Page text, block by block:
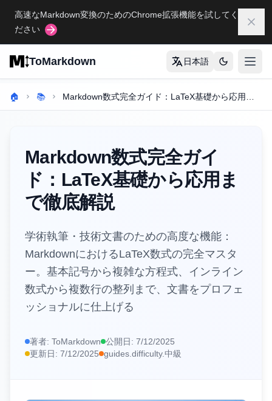
高速なMarkdown変換のためのChrome拡張機能を試してく
ださい
閉じ
ToMarkdown 日本語
打开
完全なMarkdownテーブルガイド
完全なMarkdownガイド
すべてのガイドを表示
フォーマット変換ツール
🔄HTMLからMarkdown
📊HTMLテーブルからMarkdown
📄PDFからMarkdown
🏠 📚
Markdown数式完全ガイ
ド：LaTeX基礎から応用ま
で徹底解説
学術執筆・技術文書のための高度な機能：
MarkdownにおけるLaTeX数式の完全マスタ
ー。基本記号から複雑な方程式、インライン
数式から複数行の整列まで、文書をプロフェ
ッショナルに仕上げる
著者: ToMarkdown 公開日: 7/12/2025
更新日: 7/12/2025 guides.difficulty.中級